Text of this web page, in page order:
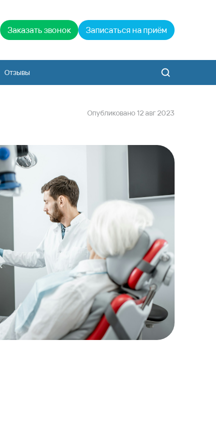
Заказать звонок Записаться на приём
Отзывы
Опубликовано 12авг 2023